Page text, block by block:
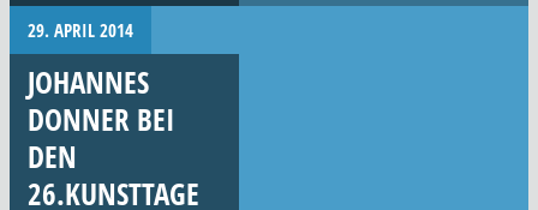
29. APRIL 2014
JOHANNES
DONNER BEI
DEN
26.KUNSTTAGE